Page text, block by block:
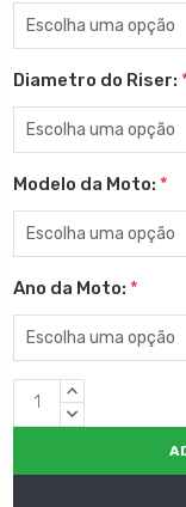
Diametro do Riser:
Modelo da Moto: *
Ano da Moto: *
EstoqueQUANTIDADE
CRESCENTE:
QUANTIDADE